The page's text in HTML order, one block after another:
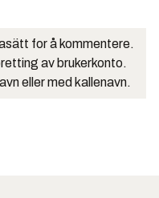
for å kommentere.
av brukerkonto.
eller med kallenavn.